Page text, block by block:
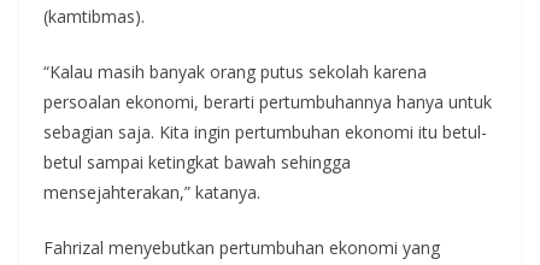
(kamtibmas).
“Kalau masih banyak orang putus sekolah karena
persoalan ekonomi, berarti pertumbuhannya hanya untuk
sebagian saja. Kita ingin pertumbuhan ekonomi itu betul-
betul sampai ketingkat bawah sehingga
mensejahterakan,” katanya.
Fahrizal menyebutkan pertumbuhan ekonomi yang